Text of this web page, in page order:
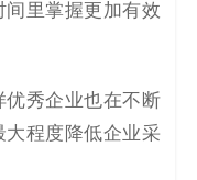
里掌握更加有效
秀企业也在不断
程度降低企业采